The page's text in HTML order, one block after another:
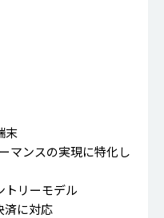
末
マンスの実現に特化し
トリーモデル
済に対応